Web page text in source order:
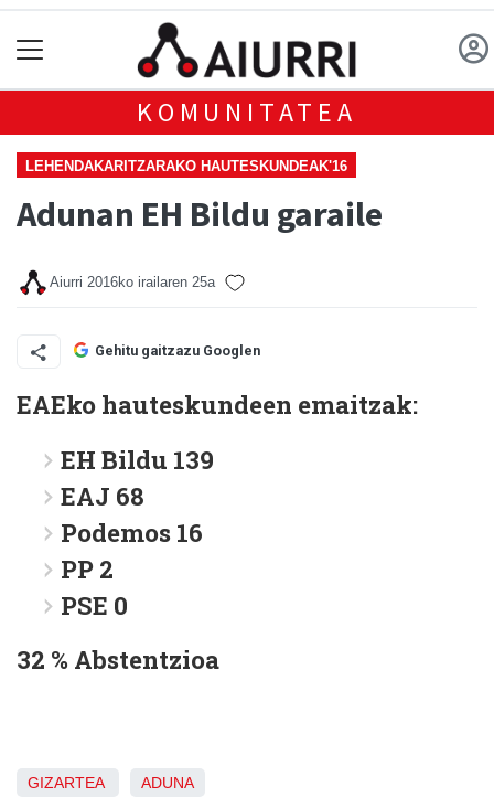
KOMUNITATEA
LEHENDAKARITZARAKO HAUTESKUNDEAK'16
Adunan EH Bildu garaile
Aiurri 2016ko irailaren 25a
Gehitu gaitzazu Googlen
EAEko hauteskundeen emaitzak:
EH Bildu 139
EAJ 68
Podemos 16
PP 2
PSE 0
32 % Abstentzioa
GIZARTEA ADUNA